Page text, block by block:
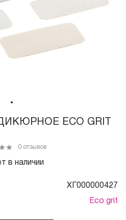
ECO GRIT
в наличии
0 отзывов
ХГ000000427
Eco grit